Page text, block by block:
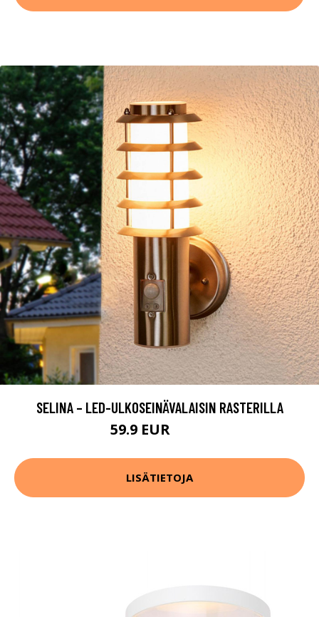
SELINA – LED-ULKOSEINÄVALAISIN RASTERILLA
59.9 EUR
LISÄTIETOJA